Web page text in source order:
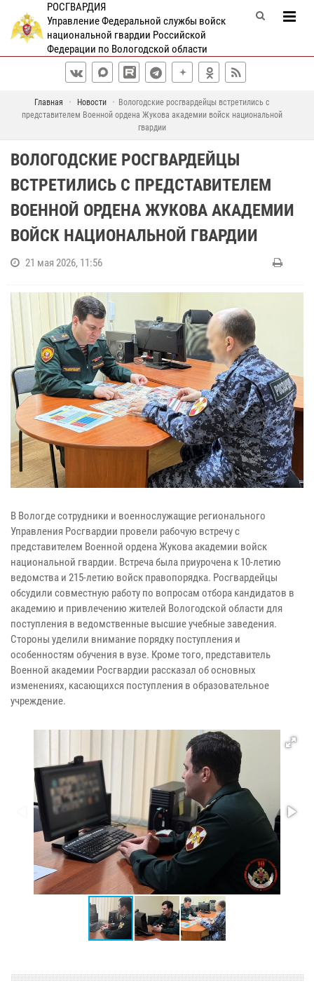
РОСГВАРДИЯ
Управление Федеральной службы войск
национальной гвардии Российской
Федерации по Вологодской области
Главная Новости
Вологодские росгвардейцы встретились с
представителем Военной ордена Жукова академии войск национальной
гвардии
ВОЛОГОДСКИЕ РОСГВАРДЕЙЦЫ
ВСТРЕТИЛИСЬ С ПРЕДСТАВИТЕЛЕМ
ВОЕННОЙ ОРДЕНА ЖУКОВА АКАДЕМИИ
ВОЙСК НАЦИОНАЛЬНОЙ ГВАРДИИ
21 мая 2026, 11:56
В Вологде сотрудники и военнослужащие регионального
Управления Росгвардии провели рабочую встречу с
представителем Военной ордена Жукова академии войск
национальной гвардии. Встреча была приурочена к 10-летию
ведомства и 215-летию войск правопорядка. Росгвардейцы
обсудили совместную работу по вопросам отбора кандидатов в
академию и привлечению жителей Вологодской области для
поступления в ведомственные высшие учебные заведения.
Стороны уделили внимание порядку поступления и
особенностям обучения в вузе. Кроме того, представитель
Военной академии Росгвардии рассказал об основных
изменениях, касающихся поступления в образовательное
учреждение.